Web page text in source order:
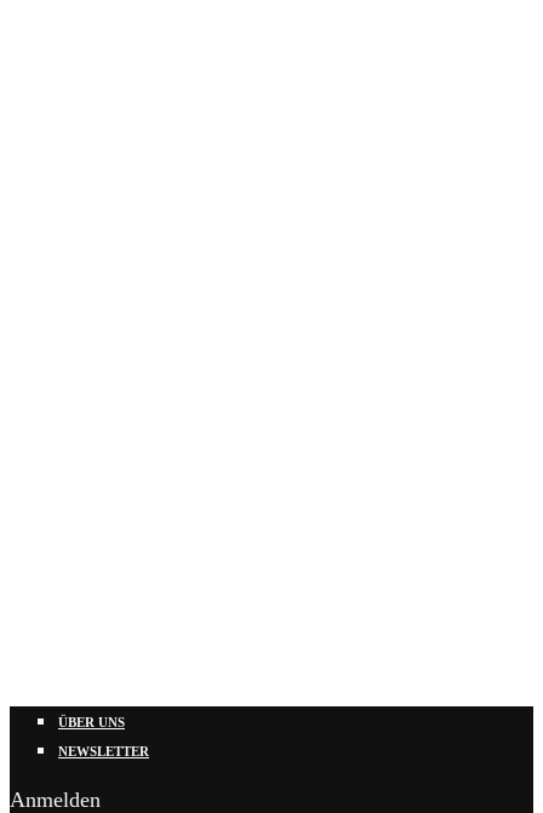
ÜBER UNS
NEWSLETTER
Anmelden